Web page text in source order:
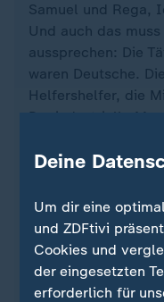
Samuel und Rega,
Und auch das
aussprechen: Die
waren Deutsche.
Helfershelfer, die
Der industrielle
weit mehr als 50
sollte, er ging von
nach der
deutscher
großer historischer
Deine
Um dir eine
und ZDFtivi
Cookies und
der eingesetzten
erforderlich für